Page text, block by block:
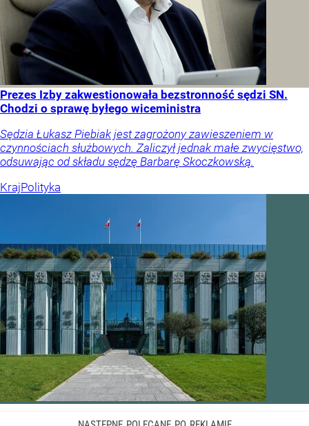
Prezes Izby zakwestionowała bezstronność sędzi SN.
Chodzi o sprawę byłego wiceministra
Sędzia Łukasz Piebiak jest zagrożony zawieszeniem w
czynnościach służbowych. Zaliczył jednak małe zwycięstwo,
odsuwając od składu sędzę Barbarę Skoczkowską.
KrajPolityka